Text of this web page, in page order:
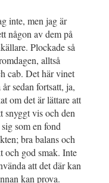
inte, men jag är
någon av dem på
Plockade så
alltså
cab. Det här vinet
sedan fortsatt, ja,
om det är lättare att
snyggt vis och den
som en fond
bra balans och
och god smak. Inte
att det där kan
kan prova.